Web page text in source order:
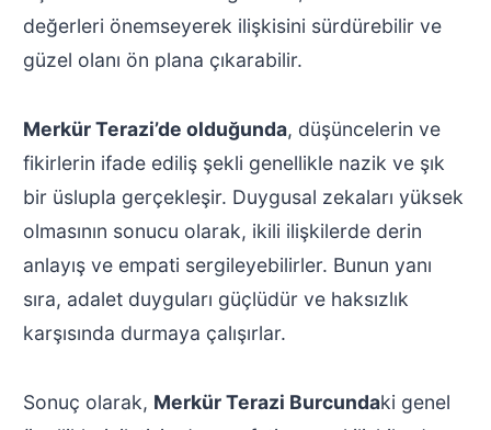
değerleri önemseyerek ilişkisini sürdürebilir ve
güzel olanı ön plana çıkarabilir.
Merkür Terazi’de olduğunda, düşüncelerin ve
fikirlerin ifade ediliş şekli genellikle nazik ve şık
bir üslupla gerçekleşir. Duygusal zekaları yüksek
olmasının sonucu olarak, ikili ilişkilerde derin
anlayış ve empati sergileyebilirler. Bunun yanı
sıra, adalet duyguları güçlüdür ve haksızlık
karşısında durmaya çalışırlar.
Sonuç olarak, Merkür Terazi Burcundaki genel